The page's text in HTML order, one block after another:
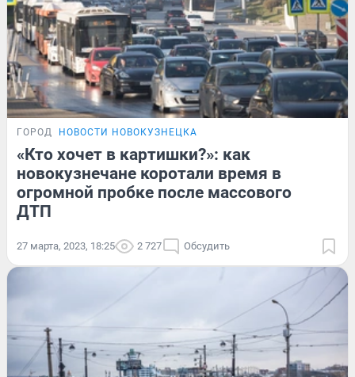
ГОРОД НОВОСТИ НОВОКУЗНЕЦКА
«Кто хочет в картишки?»: как
новокузнечане коротали время в
огромной пробке после массового
ДТП
27 марта, 2023, 18:25 2 727 Обсудить